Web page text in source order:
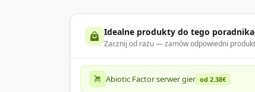
Idealne produkty do tego poradnika
Zacznij od razu — zamów odpowiedni
Abiotic Factor serwer gier od 2.38€